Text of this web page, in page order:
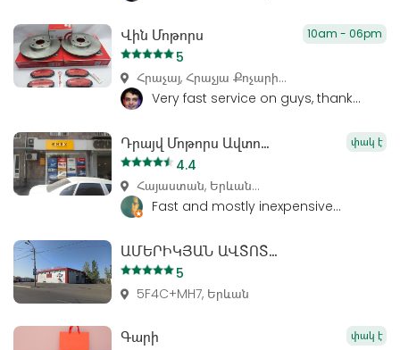
Վին Մոթորս 10am - 06pm
5
Հրաչայ, Հրաչյա Քոչարի...
Very fast service on guys, thank...
Դրայվ Մոթորս Ավտոպահեստամասեր փակ է
4.4
Հայաստան, Երևան...
Fast and mostly inexpensive...
ԱՄԵՐԻԿՅԱՆ ԱՎՏՈՏԵԽՍՊԱՍԱՐԿՈՒՄ
5
5F4C+MH7, Երևան
Գարի փակ է